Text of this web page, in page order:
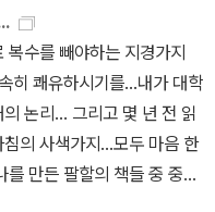
수를 빼야하는 지경가지
히 쾌유하시기를...내가 대학
논리... 그리고 몇 년 전 읽
의 사색가지...모두 마음 한
만든 팔할의 책들 중 중요